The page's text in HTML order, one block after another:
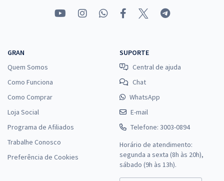
GRAN
Quem Somos
Como Funciona
Como Comprar
Loja Social
Programa de Afiliados
Trabalhe Conosco
Preferência de Cookies
SUPORTE
Central de ajuda
Chat
WhatsApp
E-mail
Telefone: 3003-0894
Horário de atendimento:
segunda a sexta (8h às 20h),
sábado (9h às 13h).